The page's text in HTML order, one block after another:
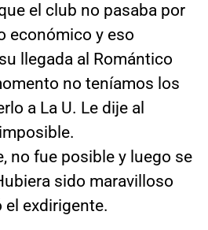
el club no pasaba por
económico y eso
llegada al Romántico
no teníamos los
a La U. Le dije al
no fue posible y luego se
sido maravilloso
el exdirigente.